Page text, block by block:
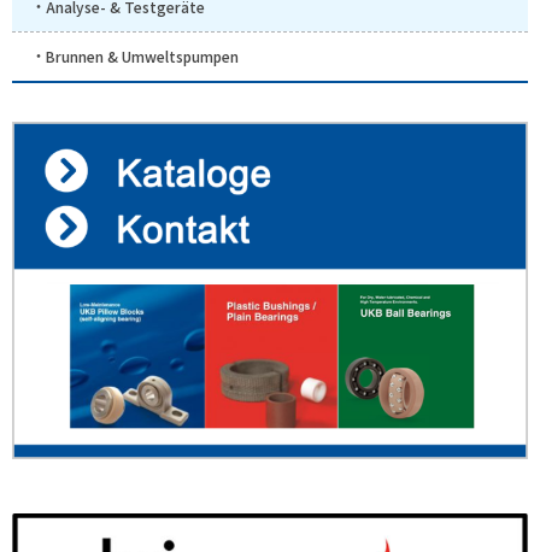
Analyse- & Testgeräte
Brunnen & Umweltspumpen